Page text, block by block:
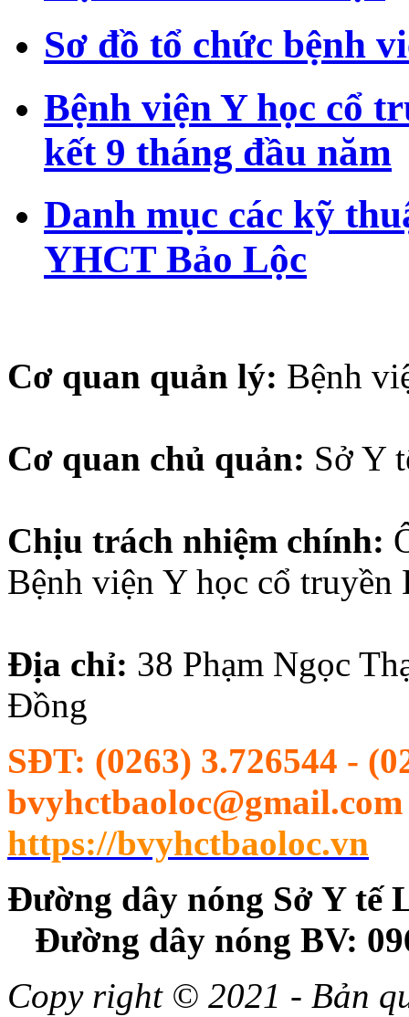
Sơ đồ tổ chức bệnh
Bệnh viện Y học cổ
kết 9 tháng đầu năm
Danh mục các kỹ
YHCT Bảo Lộc
Cơ quan quản lý: Bệnh
Cơ quan chủ quản: Sở Y
Chịu trách nhiệm chính:
Bệnh viện Y học cổ truyền
Địa chỉ: 38 Phạm Ngọc
Đồng
SĐT: (0263) 3.726544 -
https://bvyhctbaoloc.vn
Đường dây nóng Sở
Đường dây nóng BV:
Copy right © 2021 - Bản